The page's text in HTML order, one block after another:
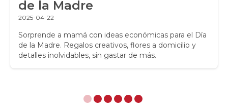
de la Madre
2025-04-22
Sorprende a mamá con ideas económicas para el Día
de la Madre. Regalos creativos, flores a domicilio y
detalles inolvidables, sin gastar de más.
Regalos para niños
Rosas
Rosas Amarillas
Rosas Azules